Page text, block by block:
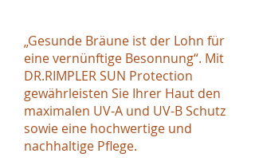
„Gesunde Bräune ist der Lohn für
eine vernünftige Besonnung“. Mit
DR.RIMPLER SUN Protection
gewährleisten Sie Ihrer Haut den
maximalen UV-A und UV-B Schutz
sowie eine hochwertige und
nachhaltige Pflege.